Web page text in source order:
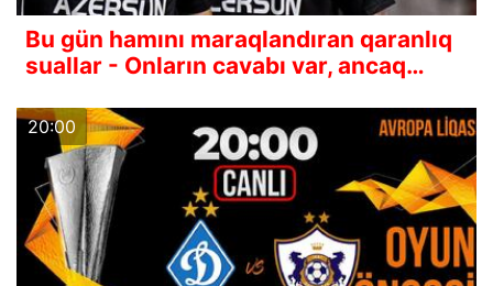
Bu gün hamını maraqlandıran qaranlıq
suallar - Onların cavabı var, ancaq…
20:00